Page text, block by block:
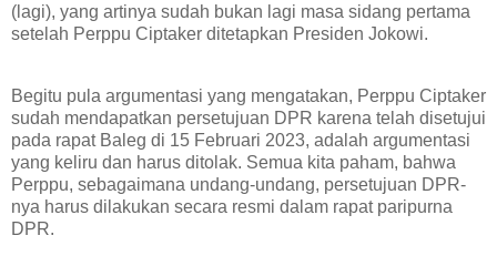
(lagi), yang artinya sudah bukan lagi masa sidang pertama
setelah Perppu Ciptaker ditetapkan Presiden Jokowi.
Begitu pula argumentasi yang mengatakan, Perppu Ciptaker
sudah mendapatkan persetujuan DPR karena telah disetujui
pada rapat Baleg di 15 Februari 2023, adalah argumentasi
yang keliru dan harus ditolak. Semua kita paham, bahwa
Perppu, sebagaimana undang-undang, persetujuan DPR-
nya harus dilakukan secara resmi dalam rapat paripurna
DPR.